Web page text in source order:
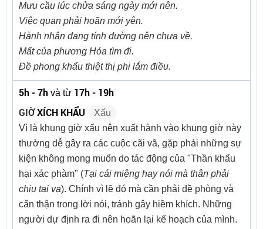
Mưu cầu lúc chửa sáng ngày mới nên.
Việc quan phải hoãn mới yên.
Hành nhân đang tính đường nên chưa về.
Mất của phương Hỏa tìm đi.
Đề phong khẩu thiệt thị phi lắm điều.
5h - 7h và từ 17h - 19h
GIỜXÍCH KHẨU
Xấu
Vì là khung giờ xấu nên xuất hành vào khung giờ này
thường dễ gây ra các cuộc cãi vã, gặp phải những sự
kiện không mong muốn do tác động của "Thần khẩu
hại xác phàm" (Tại cái miệng hay nói mà thân phải
chịu tai vạ). Chính vì lẽ đó mà cần phải đề phòng và
cẩn thận trong lời nói, tránh gây hiềm khích. Những
người dự định ra đi nên hoãn lại kế hoạch của mình.